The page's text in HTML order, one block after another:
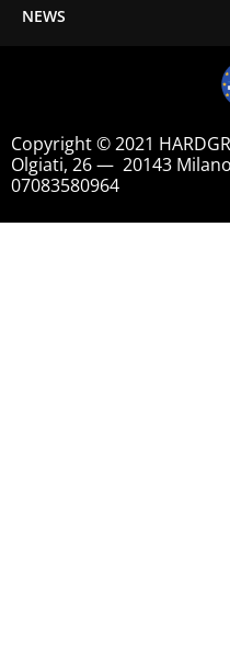
NEWS
Copyright © 2021
Olgiati, 26 — 20143
07083580964